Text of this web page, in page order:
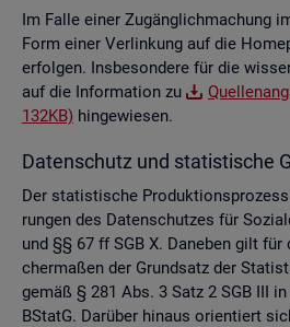
Im Falle einer Zu­gäng­lich­ma­chung
Form einer Ver­lin­kung auf die
er­fol­gen. Ins­be­son­de­re für die
auf die In­for­ma­ti­on zu
132KB) hin­ge­wie­sen.
Da­ten­schutz und sta­tis­ti­sche
Der sta­tis­ti­sche
run­gen des Da­ten­schut­zes für
und §§ 67 ff SGB X. Da­ne­ben gilt
cher­ma­ßen der Grund­satz der
gemäß § 281 Abs. 3 Satz 2 SGB III
BStatG. Dar­über hin­aus ori­en­tiert